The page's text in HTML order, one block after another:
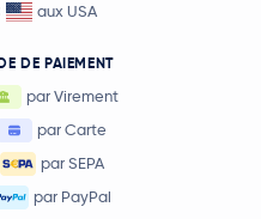
aux USA
DE PAIEMENT
par Virement
par Carte
par SEPA
par PayPal